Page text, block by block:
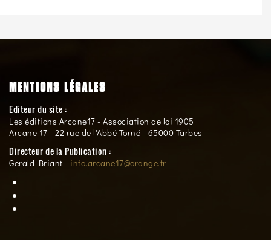
MENTIONS LÉGALES
Editeur du site :
Les éditions Arcane17 - Association de loi 1905
Arcane 17 - 22 rue de l'Abbé Torné - 65000 Tarbes
Directeur de la Publication :
Gerald Briant - info.arcane17@orange.fr